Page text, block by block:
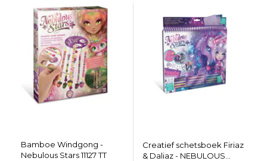
Bamboe Windgong -
Nebulous Stars 11127 TT
Creatief schetsboek Firiaz
& Daliaz - NEBULOUS